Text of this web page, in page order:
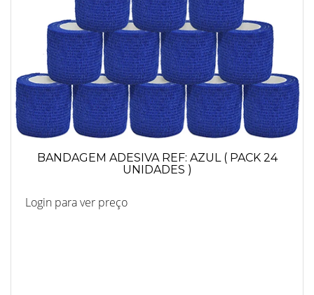
BANDAGEM ADESIVA REF: AZUL ( PACK 24
UNIDADES )
Login para ver preço